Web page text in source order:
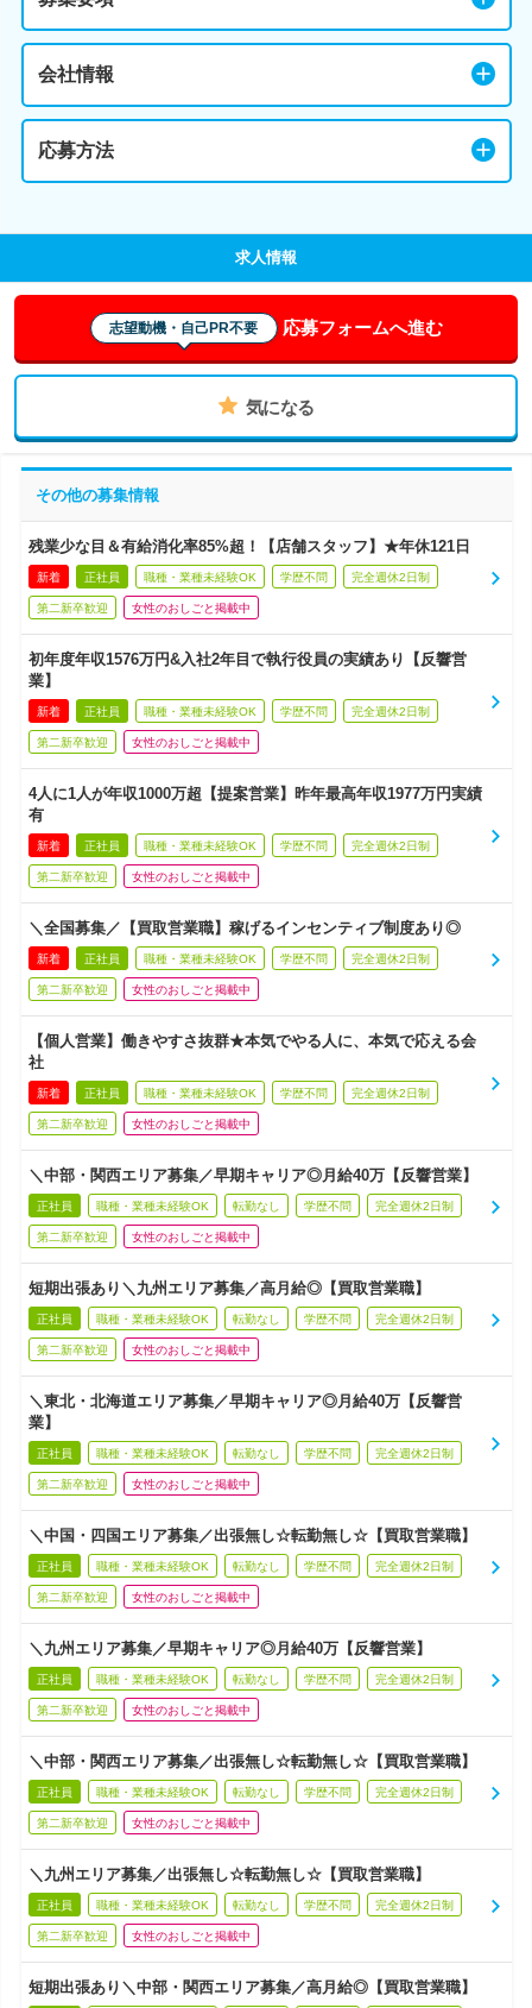
会社情報
応募方法
求人情報
志望動機・自己PR不要 応募フォームへ進む
気になる
その他の募集情報
残業少な目＆有給消化率85%超！【店舗スタッフ】★年休121日
新着 正社員 職種・業種未経験OK 学歴不問 完全週休2日制
第二新卒歓迎 女性のおしごと掲載中
初年度年収1576万円&入社2年目で執行役員の実績あり【反響営
業】
新着 正社員 職種・業種未経験OK 学歴不問 完全週休2日制
第二新卒歓迎 女性のおしごと掲載中
4人に1人が年収1000万超【提案営業】昨年最高年収1977万円実績
有
新着 正社員 職種・業種未経験OK 学歴不問 完全週休2日制
第二新卒歓迎 女性のおしごと掲載中
＼全国募集／【買取営業職】稼げるインセンティブ制度あり◎
新着 正社員 職種・業種未経験OK 学歴不問 完全週休2日制
第二新卒歓迎 女性のおしごと掲載中
【個人営業】働きやすさ抜群★本気でやる人に、本気で応える会
社
新着 正社員 職種・業種未経験OK 学歴不問 完全週休2日制
第二新卒歓迎 女性のおしごと掲載中
＼中部・関西エリア募集／早期キャリア◎月給40万【反響営業】
正社員 職種・業種未経験OK 転勤なし 学歴不問 完全週休2日制
第二新卒歓迎 女性のおしごと掲載中
短期出張あり＼九州エリア募集／高月給◎【買取営業職】
正社員 職種・業種未経験OK 転勤なし 学歴不問 完全週休2日制
第二新卒歓迎 女性のおしごと掲載中
＼東北・北海道エリア募集／早期キャリア◎月給40万【反響営
業】
正社員 職種・業種未経験OK 転勤なし 学歴不問 完全週休2日制
第二新卒歓迎 女性のおしごと掲載中
＼中国・四国エリア募集／出張無し☆転勤無し☆【買取営業職】
正社員 職種・業種未経験OK 転勤なし 学歴不問 完全週休2日制
第二新卒歓迎 女性のおしごと掲載中
＼九州エリア募集／早期キャリア◎月給40万【反響営業】
正社員 職種・業種未経験OK 転勤なし 学歴不問 完全週休2日制
第二新卒歓迎 女性のおしごと掲載中
＼中部・関西エリア募集／出張無し☆転勤無し☆【買取営業職】
正社員 職種・業種未経験OK 転勤なし 学歴不問 完全週休2日制
第二新卒歓迎 女性のおしごと掲載中
＼九州エリア募集／出張無し☆転勤無し☆【買取営業職】
正社員 職種・業種未経験OK 転勤なし 学歴不問 完全週休2日制
第二新卒歓迎 女性のおしごと掲載中
短期出張あり＼中部・関西エリア募集／高月給◎【買取営業職】